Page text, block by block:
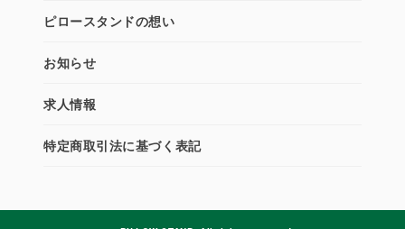
ピロースタンドの想い
お知らせ
求人情報
特定商取引法に基づく表記